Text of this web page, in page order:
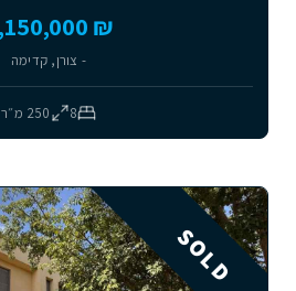
₪ 6,150,000
- צורן, קדימה
8
250 מ״ר
SOLD